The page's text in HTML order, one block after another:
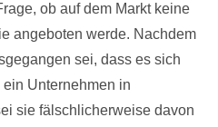
ob auf dem Markt keine
angeboten werde. Nachdem
sei, dass es sich
Unternehmen in
sie fälschlicherweise davon